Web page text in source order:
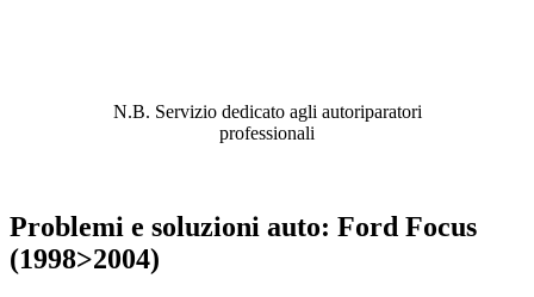
N.B. Servizio dedicato agli autoriparatori
professionali
Problemi e soluzioni auto: Ford Focus
(1998>2004)